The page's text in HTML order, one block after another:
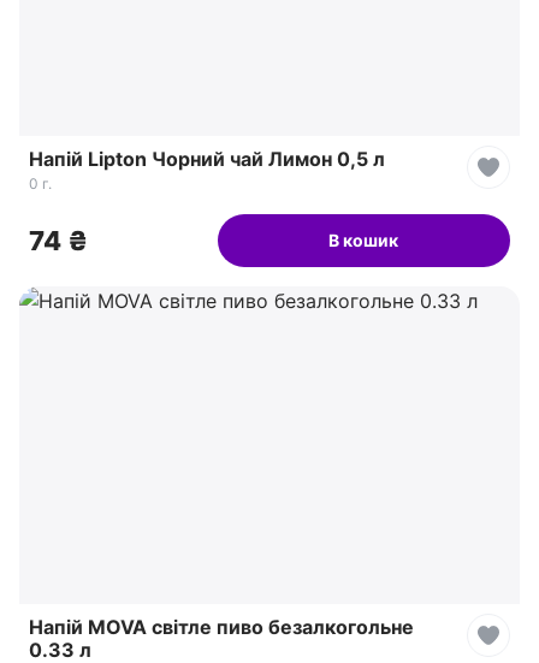
Напій Lipton Чорний чай Лимон 0,5 л
0 г.
74 ₴ В кошик
Напій MOVA світле пиво безалкогольне
0.33 л